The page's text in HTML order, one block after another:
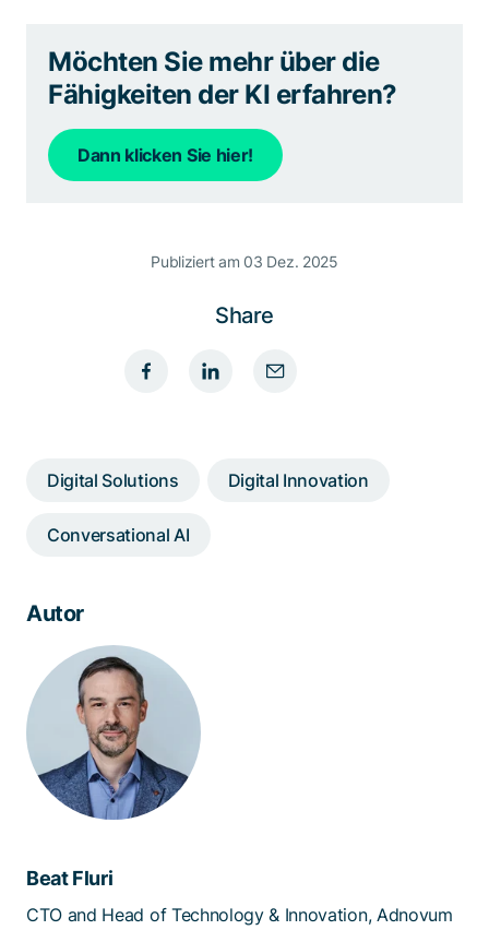
Möchten Sie mehr über die
Fähigkeiten der KI erfahren?
Dann klicken Sie hier!
Publiziert am 03 Dez. 2025
Share
Digital Solutions Digital Innovation
Conversational AI
Autor
Beat Fluri
CTO and Head of Technology & Innovation, Adnovum